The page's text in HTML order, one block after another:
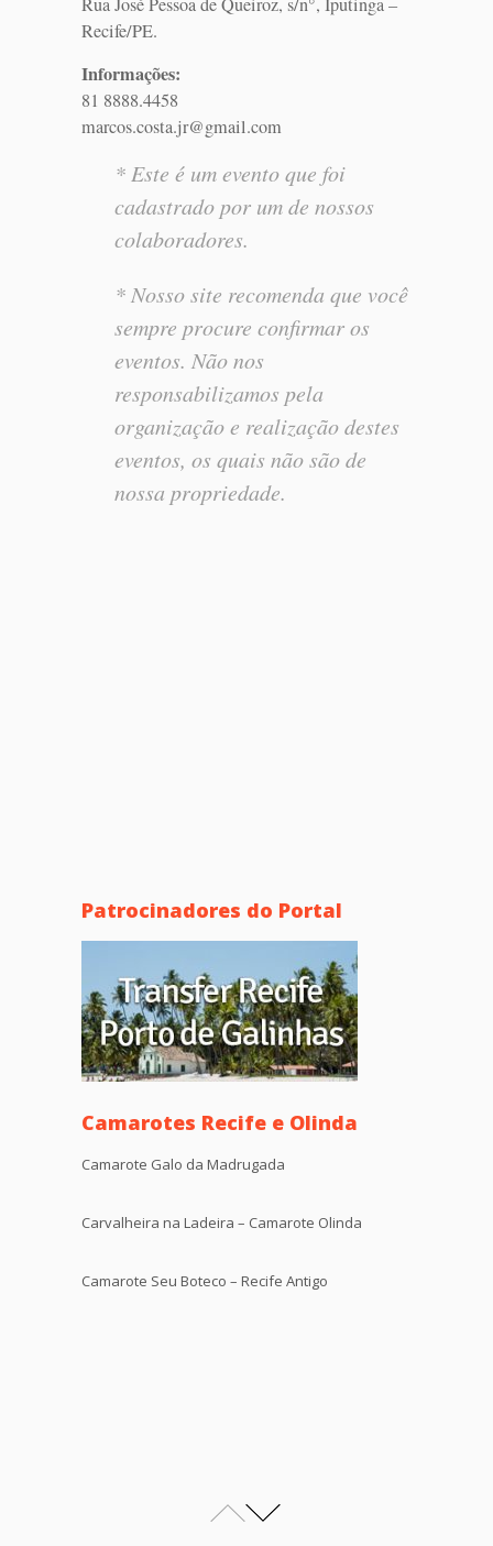
Recife/PE.
Informações:
81 8888.4458
marcos.costa.jr@gmail.com
* Este é um evento que foi
cadastrado por um de nossos
colaboradores.
* Nosso site recomenda que você
sempre procure confirmar os
eventos. Não nos
responsabilizamos pela
organização e realização destes
eventos, os quais não são de
nossa propriedade.
Patrocinadores do Portal
Camarotes Recife e Olinda
Camarote Galo da Madrugada
Carvalheira na Ladeira – Camarote Olinda
Camarote Seu Boteco – Recife Antigo